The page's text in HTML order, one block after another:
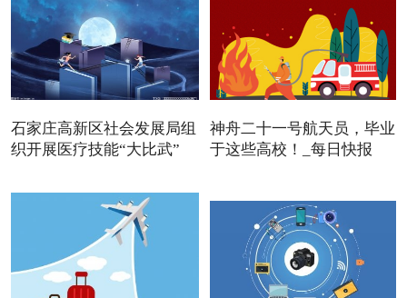
石家庄高新区社会发展局组
织开展医疗技能“大比武”
神舟二十一号航天员，毕业
于这些高校！_每日快报